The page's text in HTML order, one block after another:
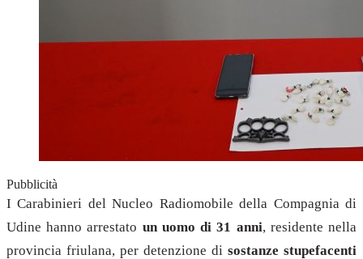
Pubblicità
I Carabinieri del Nucleo Radiomobile della Compagnia di
Udine hanno arrestato un uomo di 31 anni, residente nella
provincia friulana, per detenzione di sostanze stupefacenti